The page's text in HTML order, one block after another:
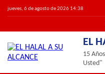
jueves, 6 de agosto de 2026 14:38
EL
15
Usted"